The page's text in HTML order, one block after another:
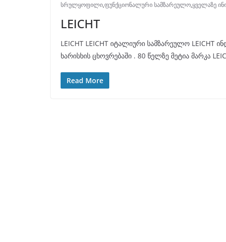
სრულყოფილი,ფუნქციონალური სამზარეულო,ყველაზე
LEICHT
LEICHT LEICHT იტალიური სამზარეულო LEICHT
ხარისხის ცხოვრებაში . 80 წელზე მეტია მარკა
Read More